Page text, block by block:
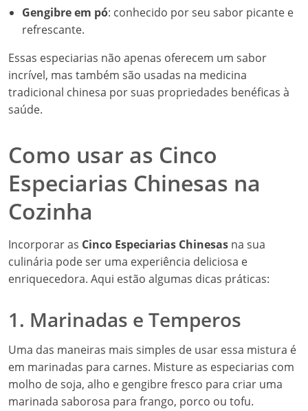
Especiarias Chinesas na
Cozinha
culinária pode ser uma experiência deliciosa e
1. Marinadas e Temperos
Uma das maneiras mais simples de usar essa mistura é
em marinadas para carnes. Misture as especiarias com
molho de soja, alho e gengibre fresco para criar uma
2. Sopas e Caldos
Adicione uma pitada dasCinco Especiarias Chinesas
em sopas e caldos para intensificar o sabor.
Experimente em um caldo de galinha ou em uma sopa